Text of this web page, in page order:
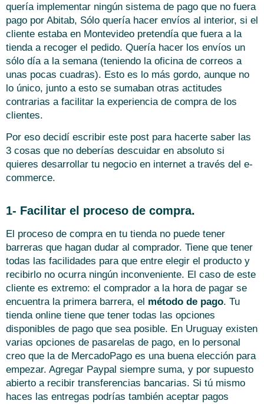
quería implementar ningún sistema de pago que no fuera
pago por Abitab, Sólo quería hacer envíos al interior, si el
cliente estaba en Montevideo pretendía que fuera a la
tienda a recoger el pedido. Quería hacer los envíos un
sólo día a la semana (teniendo la oficina de correos a
unas pocas cuadras). Esto es lo más gordo, aunque no
lo único, junto a esto se sumaban otras actitudes
contrarias a facilitar la experiencia de compra de los
clientes.
Por eso decidí escribir este post para hacerte saber las
3 cosas que no deberías descuidar en absoluto si
quieres desarrollar tu negocio en internet a través del e-
commerce.
1- Facilitar el proceso de compra.
El proceso de compra en tu tienda no puede tener
barreras que hagan dudar al comprador. Tiene que tener
todas las facilidades para que entre elegir el producto y
recibirlo no ocurra ningún inconveniente. El caso de este
cliente es extremo: el comprador a la hora de pagar se
encuentra la primera barrera, el método de pago. Tu
tienda online tiene que tener todas las opciones
disponibles de pago que sea posible. En Uruguay existen
varias opciones de pasarelas de pago, en lo personal
creo que la de MercadoPago es una buena elección para
empezar. Agregar Paypal siempre suma, y por supuesto
abierto a recibir transferencias bancarias. Si tú mismo
haces las entregas podrías también aceptar pagos